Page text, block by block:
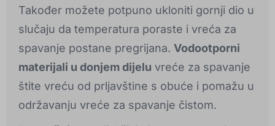
Također možete potpuno ukloniti gornji dio u
slučaju da temperatura poraste i vreća za
spavanje postane pregrijana. Vodootporni
materijali u donjem dijelu vreće za spavanje
štite vreću od prljavštine s obuće i pomažu u
održavanju vreće za spavanje čistom.